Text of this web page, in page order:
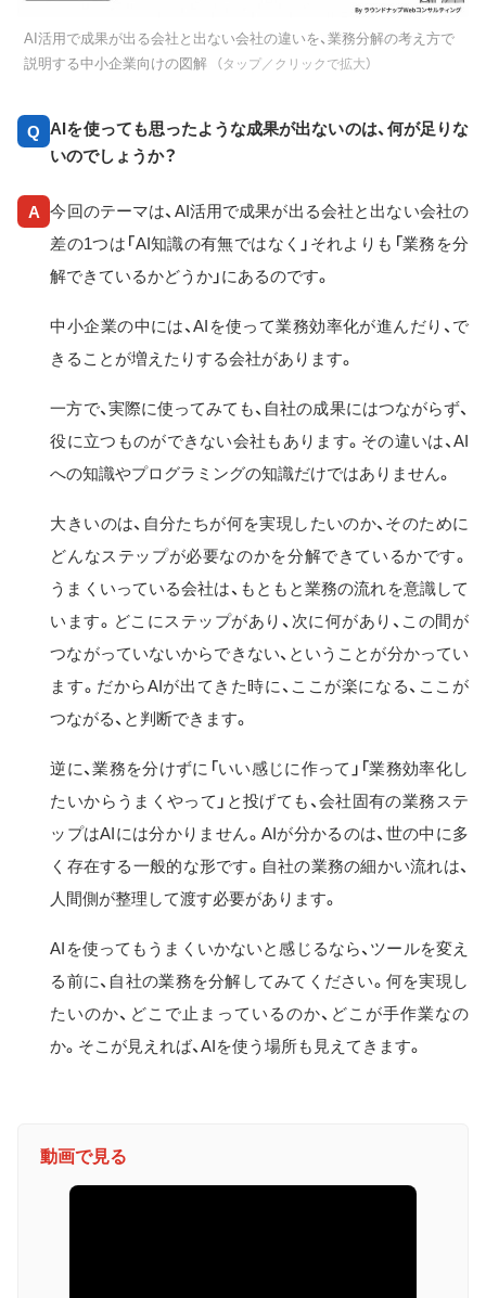
AI活用で成果が出る会社と出ない会社の違いを、業務分解の考え方で
説明する中小企業向けの図解
（タップ／クリックで拡大）
Q
AIを使っても思ったような成果が出ないのは、何が足りな
いのでしょうか？
A
今回のテーマは、AI活用で成果が出る会社と出ない会社の
差の1つは「AI知識の有無ではなく」それよりも「業務を分
解できているかどうか」にあるのです。
中小企業の中には、AIを使って業務効率化が進んだり、で
きることが増えたりする会社があります。
一方で、実際に使ってみても、自社の成果にはつながらず、
役に立つものができない会社もあります。その違いは、AI
への知識やプログラミングの知識だけではありません。
大きいのは、自分たちが何を実現したいのか、そのために
どんなステップが必要なのかを分解できているかです。
うまくいっている会社は、もともと業務の流れを意識して
います。どこにステップがあり、次に何があり、この間が
つながっていないからできない、ということが分かってい
ます。だからAIが出てきた時に、ここが楽になる、ここが
つながる、と判断できます。
逆に、業務を分けずに「いい感じに作って」「業務効率化し
たいからうまくやって」と投げても、会社固有の業務ステ
ップはAIには分かりません。AIが分かるのは、世の中に多
く存在する一般的な形です。自社の業務の細かい流れは、
人間側が整理して渡す必要があります。
AIを使ってもうまくいかないと感じるなら、ツールを変え
る前に、自社の業務を分解してみてください。何を実現し
たいのか、どこで止まっているのか、どこが手作業なの
か。そこが見えれば、AIを使う場所も見えてきます。
動画で見る